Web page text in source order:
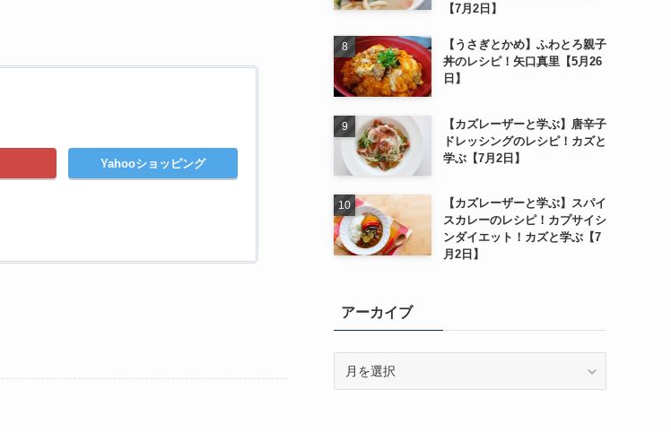
Yahooショッピング
【7月2日】
【うさぎとかめ】ふわとろ親子
丼のレシピ！矢口真里【5月26
日】
【カズレーザーと学ぶ】唐辛子
ドレッシングのレシピ！カズと
学ぶ【7月2日】
【カズレーザーと学ぶ】スパイ
スカレーのレシピ！カプサイシ
ンダイエット！カズと学ぶ【7
月2日】
アーカイブ